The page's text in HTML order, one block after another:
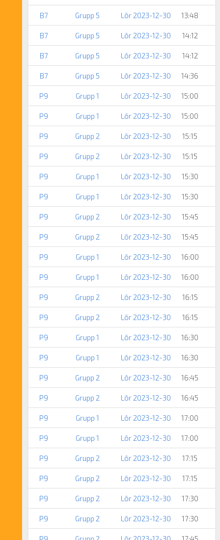
B7 Grupp 5 Lör 2023-12-30 13:48
B7 Grupp 5 Lör 2023-12-30 14:12
B7 Grupp 5 Lör 2023-12-30 14:12
B7 Grupp 5 Lör 2023-12-30 14:36
P9 Grupp 1 Lör 2023-12-30 15:00
P9 Grupp 1 Lör 2023-12-30 15:00
P9 Grupp 2 Lör 2023-12-30 15:15
P9 Grupp 2 Lör 2023-12-30 15:15
P9 Grupp 1 Lör 2023-12-30 15:30
P9 Grupp 1 Lör 2023-12-30 15:30
P9 Grupp 2 Lör 2023-12-30 15:45
P9 Grupp 2 Lör 2023-12-30 15:45
P9 Grupp 1 Lör 2023-12-30 16:00
P9 Grupp 1 Lör 2023-12-30 16:00
P9 Grupp 2 Lör 2023-12-30 16:15
P9 Grupp 2 Lör 2023-12-30 16:15
P9 Grupp 1 Lör 2023-12-30 16:30
P9 Grupp 1 Lör 2023-12-30 16:30
P9 Grupp 2 Lör 2023-12-30 16:45
P9 Grupp 2 Lör 2023-12-30 16:45
P9 Grupp 1 Lör 2023-12-30 17:00
P9 Grupp 1 Lör 2023-12-30 17:00
P9 Grupp 2 Lör 2023-12-30 17:15
P9 Grupp 2 Lör 2023-12-30 17:15
P9 Grupp 2 Lör 2023-12-30 17:30
P9 Grupp 2 Lör 2023-12-30 17:30